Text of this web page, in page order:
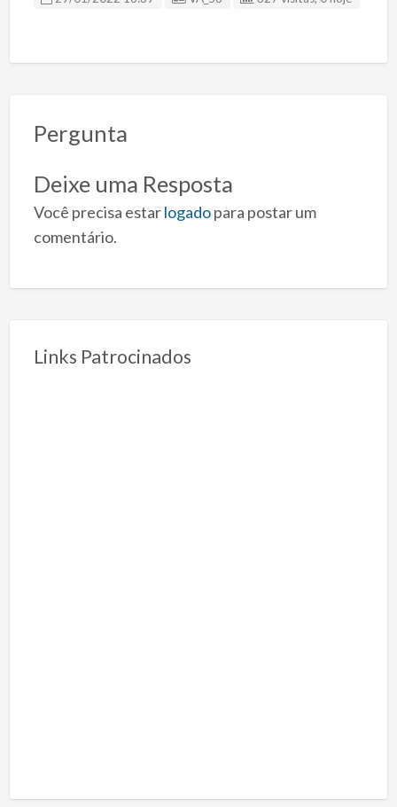
Pergunta
Deixe uma Resposta
Você precisa estarlogadopara postar um
comentário.
Links Patrocinados